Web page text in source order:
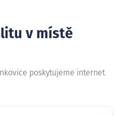
v místě
poskytujeme internet